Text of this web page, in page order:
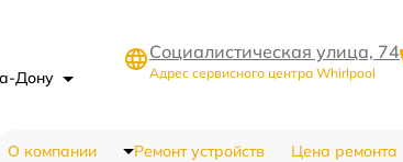
Дону
Социалистическая улица, 74
Адрес сервисного центра Whirlpool
О компании Ремонт устройств Цена ремонта